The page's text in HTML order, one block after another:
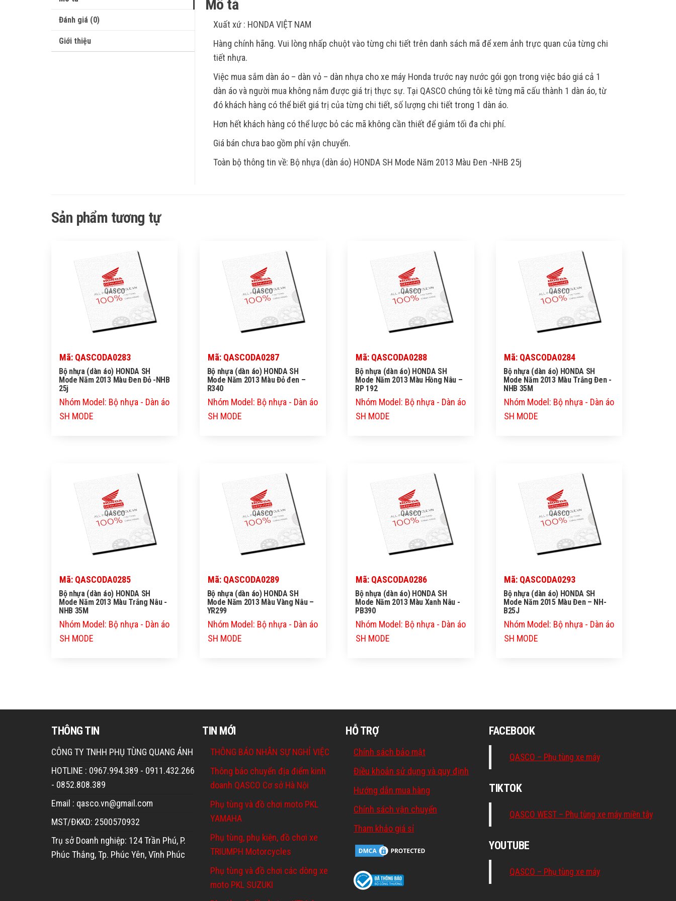
Đánh giá (0)
Giới thiệu
Mô tả
Xuất xứ : HONDA VIỆT NAM
Hàng chính hãng. Vui lòng nhấp chuột vào từng chi tiết trên danh sách mã để xem ảnh trực quan của từng chi
tiết nhựa.
Việc mua sắm dàn áo – dàn vỏ – dàn nhựa cho xe máy Honda trước nay nước gói gọn trong việc báo giá cả 1
dàn áo và người mua không nắm được giá trị thực sự. Tại QASCO chúng tôi kê từng mã cấu thành 1 dàn áo, từ
đó khách hàng có thể biết giá trị của từng chi tiết, số lượng chi tiết trong 1 dàn áo.
Hơn hết khách hàng có thể lược bỏ các mã không cần thiết để giảm tối đa chi phí.
Giá bán chưa bao gồm phí vận chuyển.
Toàn bộ thông tin về: Bộ nhựa (dàn áo) HONDA SH Mode Năm 2013 Màu Đen -NHB 25j
Sản phẩm tương tự
QASCO
Mã: QASCODA0283
Bộ nhựa (dàn áo) HONDA SH
Mode Năm 2013 Màu Đen Đỏ -NHB
25j
Nhóm Model: Bộ nhựa - Dàn áo
SH MODE
QASCO
Mã: QASCODA0287
Bộ nhựa (dàn áo) HONDA SH
Mode Năm 2013 Màu Đỏ đen –
R340
Nhóm Model: Bộ nhựa - Dàn áo
SH MODE
QASCO
Mã: QASCODA0288
Bộ nhựa (dàn áo) HONDA SH
Mode Năm 2013 Màu Hồng Nâu –
RP 192
Nhóm Model: Bộ nhựa - Dàn áo
SH MODE
QASCO
Mã: QASCODA0284
Bộ nhựa (dàn áo) HONDA SH
Mode Năm 2013 Màu Trắng Đen -
NHB 35M
Nhóm Model: Bộ nhựa - Dàn áo
SH MODE
QASCO
Mã: QASCODA0285
Bộ nhựa (dàn áo) HONDA SH
Mode Năm 2013 Màu Trắng Nâu -
NHB 35M
Nhóm Model: Bộ nhựa - Dàn áo
SH MODE
QASCO
Mã: QASCODA0289
Bộ nhựa (dàn áo) HONDA SH
Mode Năm 2013 Màu Vàng Nâu –
YR299
Nhóm Model: Bộ nhựa - Dàn áo
SH MODE
QASCO
Mã: QASCODA0286
Bộ nhựa (dàn áo) HONDA SH
Mode Năm 2013 Màu Xanh Nâu -
PB390
Nhóm Model: Bộ nhựa - Dàn áo
SH MODE
QASCO
Mã: QASCODA0293
Bộ nhựa (dàn áo) HONDA SH
Mode Năm 2015 Màu Đen – NH-
B25J
Nhóm Model: Bộ nhựa - Dàn áo
SH MODE
THÔNG TIN
CÔNG TY TNHH PHỤ TÙNG QUANG ÁNH
HOTLINE : 0967.994.389 - 0911.432.266
- 0852.808.389
Email : qasco.vn@gmail.com
MST/ĐKKD: 2500570932
Trụ sở Doanh nghiệp: 124 Trần Phú, P.
Phúc Thắng, Tp. Phúc Yên, Vĩnh Phúc
TIN MỚI
THÔNG BÁO NHÂN SỰ NGHỈ VIỆC
Thông báo chuyển địa điểm kinh
doanh QASCO Cơ sở Hà Nội
Phụ tùng và đồ chơi moto PKL
YAMAHA
Phụ tùng, phụ kiện, đồ chơi xe
TRIUMPH Motorcycles
Phụ tùng và đồ chơi các dòng xe
moto PKL SUZUKI
HỖ TRỢ
Chính sách bảo mật
Điều khoản sử dụng và quy định
Hướng dẫn mua hàng
Chính sách vận chuyển
Tham khảo giá sỉ
FACEBOOK
QASCO – Phụ tùng xe máy
TIKTOK
QASCO WEST – Phụ tùng xe máy miền tây
YOUTUBE
QASCO – Phụ tùng xe máy